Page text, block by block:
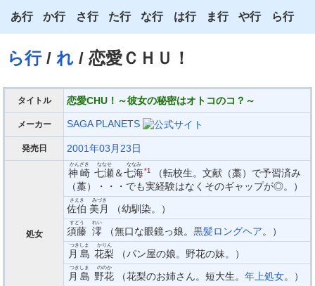
ら行/ れ / 恋愛ＣＨＵ！
あ行
い
う
え
お
か行
き
け
さ行
し
す
せ
そ
た行
ち
て
と
な行
に
ぬ
ね
は行
ひ
ふ
へ
ま行
む
や行
ら行
タイトル 恋愛CHU！～彼女の秘密はオトコのコ？～
メーカー SAGA PLANETS
発売日 2001年03月23日
処女
神崎
かんざき
七瀬
ななせ
＆七海
ななみ
*1（転校生。文献（藁）で予習済み
（藁）・・・でも実経験はなくそのギャップが◎。）
佐伯
さえき
美月
みづき
（幼馴染。）
須藤
すどう
澪
れい
（無口な眼鏡っ娘。黒髪ロングヘア。）
月島
つきしま
花梨
かりん
（パン屋の娘。野花の妹。）
月島
つきしま
野花
ののか
（花梨のお姉さん。短大生。年上処女。）